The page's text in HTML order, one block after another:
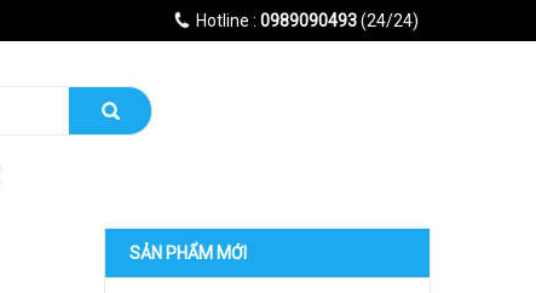
Hotline : 0989090493(24/24)
SẢN PHẨM MỚI